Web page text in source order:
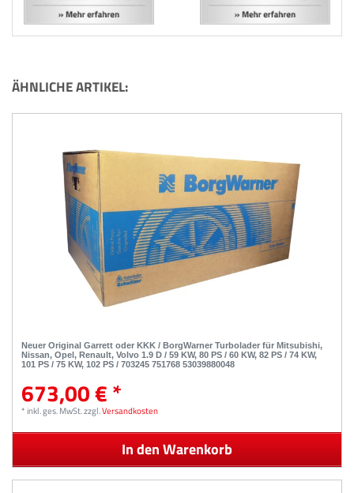
ÄHNLICHE ARTIKEL:
Neuer Original Garrett oder KKK / BorgWarner Turbolader für Mitsubishi,
Nissan, Opel, Renault, Volvo 1.9 D / 59 KW, 80 PS / 60 KW, 82 PS / 74 KW,
101 PS / 75 KW, 102 PS / 703245 751768 53039880048
673,00 € *
*inkl. ges. MwSt.zzgl.Versandkosten
In den Warenkorb